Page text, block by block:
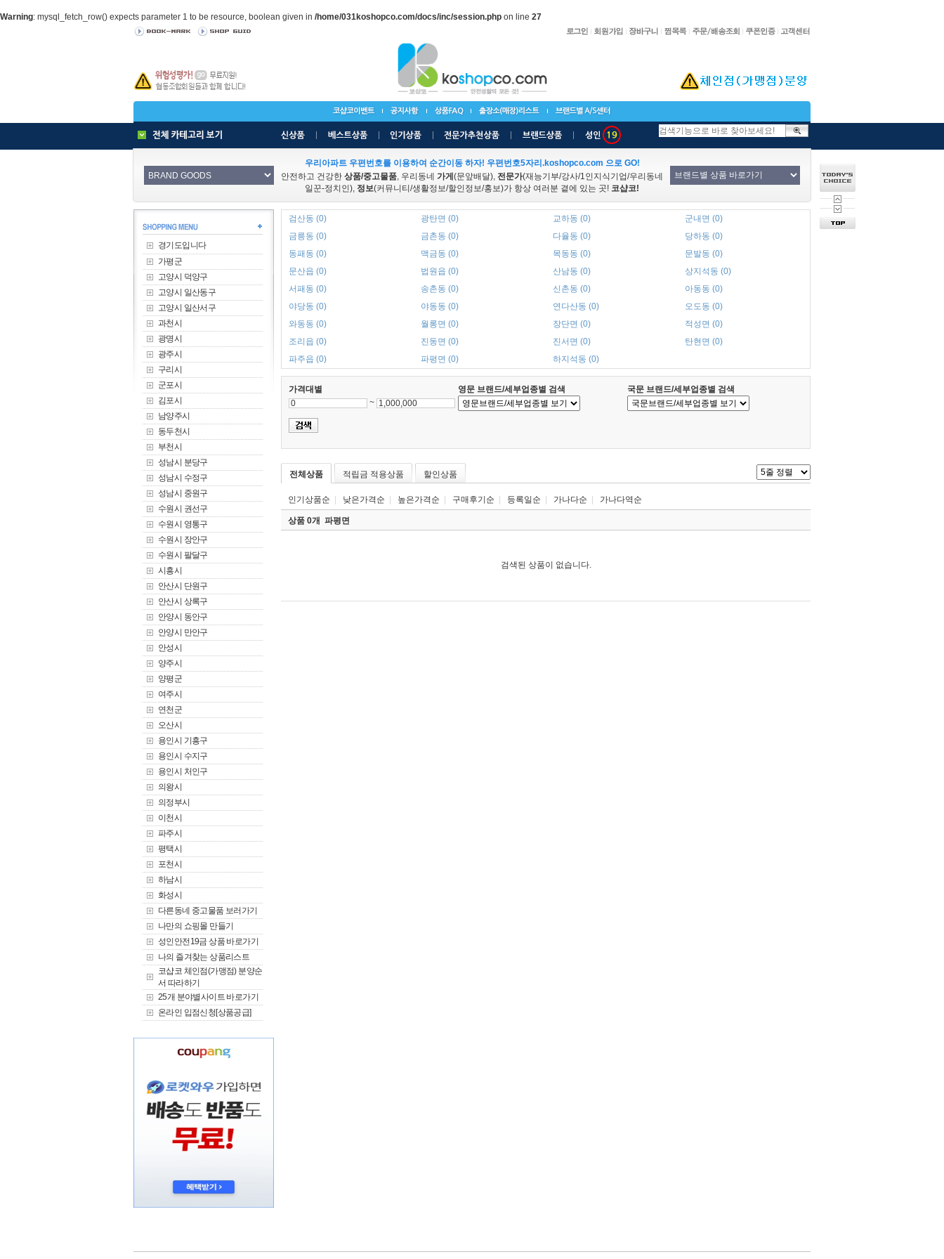
Warning: mysql_fetch_row() expects parameter 1 to be resource, boolean given in /home/031koshopco.com/docs/inc/session.php on line 27
우리아파트 우편번호를 이용하여 순간이동 하자! 우편번호5자리.koshopco.com 으로 GO!
안전하고 건강한 상품/중고물품, 우리동네 가게 (문앞배달), 전문가(재능기부/강사/1인지식기업/우리동네
일꾼-정치인), 정보(커뮤니티/생활정보/할인정보/홍보)가 항상 여러분 곁에 있는 곳! 코샵코!
경기도입니다
가평군
고양시 덕양구
고양시 일산동구
고양시 일산서구
과천시
광명시
광주시
구리시
군포시
김포시
남양주시
동두천시
부천시
성남시 분당구
성남시 수정구
성남시 중원구
수원시 권선구
수원시 영통구
수원시 장안구
수원시 팔달구
시흥시
안산시 단원구
안산시 상록구
안양시 동안구
안양시 만안구
안성시
양주시
양평군
여주시
연천군
오산시
용인시 기흥구
용인시 수지구
용인시 처인구
의왕시
의정부시
이천시
파주시
평택시
포천시
하남시
화성시
다른동네 중고물품 보러가기
나만의 쇼핑몰 만들기
성인안전19금 상품 바로가기
나의 즐겨찾는 상품리스트
코샵코 체인점(가맹점) 분양순
서 따라하기
25개 분야별사이트 바로가기
온라인 입점신청[상품공급]
검산동 (0) 광탄면 (0) 교하동 (0)
군내면 (0)
금릉동 (0)
금촌동 (0) 다율동 (0)
당하동 (0)
동패동 (0)
맥금동 (0) 목동동 (0)
문발동 (0)
문산읍 (0)
법원읍 (0) 산남동 (0)
상지석동 (0)
서패동 (0)
송촌동 (0) 신촌동 (0)
아동동 (0)
야당동 (0)
야동동 (0) 연다산동 (0)
오도동 (0)
와동동 (0)
월롱면 (0) 장단면 (0)
적성면 (0)
조리읍 (0)
진동면 (0) 진서면 (0)
탄현면 (0)
파주읍 (0)
파평면 (0) 하지석동 (0)
가격대별 영문 브랜드/세부업종별 검색
국문 브랜드/세부업종별 검색
~
전체상품 적립금 적용상품 할인상품
인기상품순 낮은가격순 높은가격순 구매후기순 등록일순 가나다순 가나다역순
상품 0개 파평면
검색된 상품이 없습니다.